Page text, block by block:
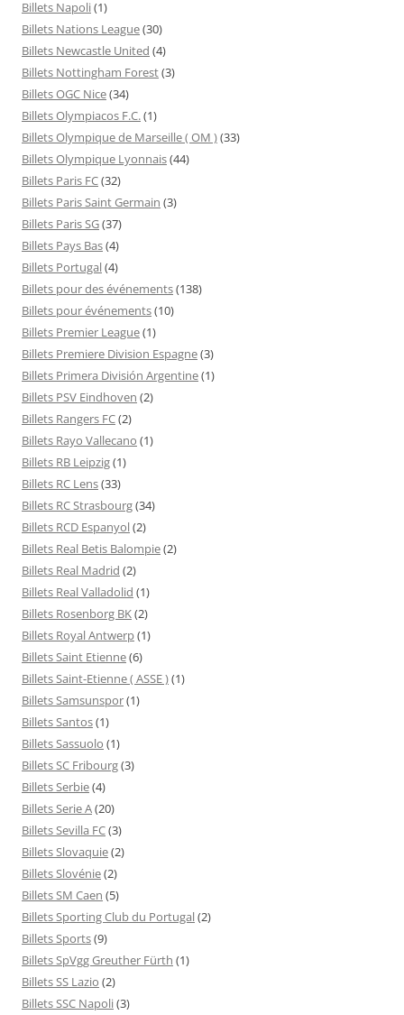
Billets Napoli(1)
Billets Nations League(30)
Billets Newcastle United (4)
Billets Nottingham Forest(3)
Billets OGC Nice(34)
Billets Olympiacos F.C.(1)
Billets Olympique de Marseille ( OM )(33)
Billets Olympique Lyonnais(44)
Billets Paris FC(32)
Billets Paris Saint Germain (3)
Billets Paris SG(37)
Billets Pays Bas(4)
Billets Portugal(4)
Billets pour des événements(138)
Billets pour événements(10)
Billets Premier League(1)
Billets Premiere Division Espagne(3)
Billets Primera División Argentine(1)
Billets PSV Eindhoven (2)
Billets Rangers FC(2)
Billets Rayo Vallecano (1)
Billets RB Leipzig(1)
Billets RC Lens(33)
Billets RC Strasbourg(34)
Billets RCD Espanyol(2)
Billets Real Betis Balompie(2)
Billets Real Madrid (2)
Billets Real Valladolid (1)
Billets Rosenborg BK(2)
Billets Royal Antwerp(1)
Billets Saint Etienne(6)
Billets Saint-Etienne ( ASSE )(1)
Billets Samsunspor(1)
Billets Santos(1)
Billets Sassuolo (1)
Billets SC Fribourg(3)
Billets Serbie(4)
Billets Serie A(20)
Billets Sevilla FC(3)
Billets Slovaquie(2)
Billets Slovénie(2)
Billets SM Caen (5)
Billets Sporting Club du Portugal(2)
Billets Sports(9)
Billets SpVgg Greuther Fürth (1)
Billets SS Lazio (2)
Billets SSC Napoli(3)